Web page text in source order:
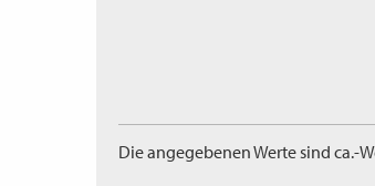
Die angegebenen Werte sind ca.-